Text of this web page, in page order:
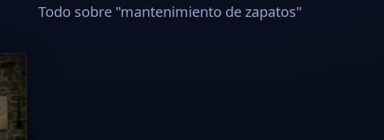
Todo sobre "mantenimiento de zapatos"